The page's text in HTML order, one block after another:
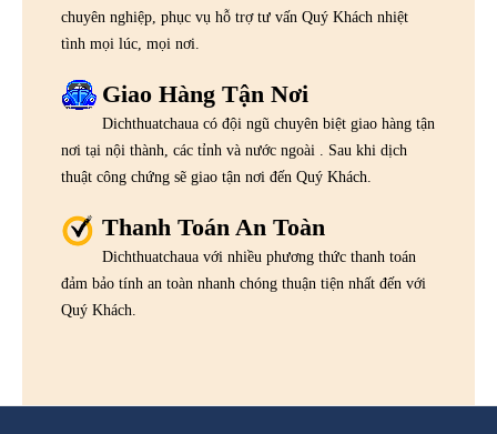
chuyên nghiệp, phục vụ hỗ trợ tư vấn Quý Khách nhiệt
tình mọi lúc, mọi nơi.
Giao Hàng Tận Nơi
Dichthuatchaua có đội ngũ chuyên biệt giao hàng tận
nơi tại nội thành, các tỉnh và nước ngoài . Sau khi dịch
thuật công chứng sẽ giao tận nơi đến Quý Khách.
Thanh Toán An Toàn
Dichthuatchaua với nhiều phương thức thanh toán
đảm bảo tính an toàn nhanh chóng thuận tiện nhất đến với
Quý Khách.